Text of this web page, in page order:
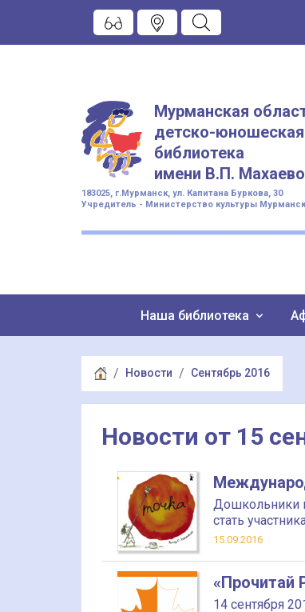
Мурманская
детско-юношеская
библиотека
имени В.П.
183025, г.Мурманск, ул. Капитана Буркова, 30
Учредитель - Министерство культуры
Наша библиотека
Новости Сентябрь 2016
Новости от 15
Дошкольники
стать
15.09.2016
«Прочитай
14 сентября